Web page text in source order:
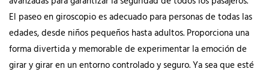
El paseo en giroscopio es adecuado para personas de todas las
edades, desde niños pequeños hasta adultos. Proporciona una
forma divertida y memorable de experimentar la emoción de
girar y girar en un entorno controlado y seguro. Ya sea que esté